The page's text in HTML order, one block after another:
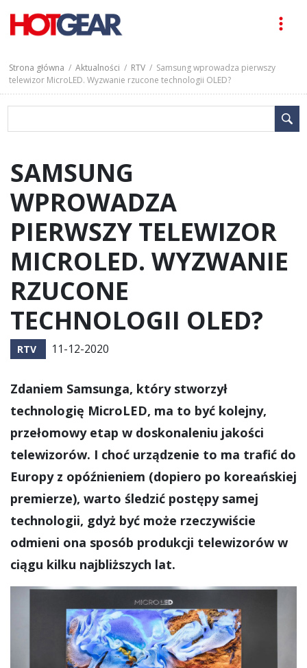
Strona główna /Aktualności / RTV / Samsung wprowadza pierwszy
telewizor MicroLED. Wyzwanie rzucone technologii OLED?
SAMSUNG
WPROWADZA
PIERWSZY TELEWIZOR
MICROLED. WYZWANIE
RZUCONE
TECHNOLOGII OLED?
RTV 11-12-2020
Zdaniem Samsunga, który stworzył
technologię MicroLED, ma to być kolejny,
przełomowy etap w doskonaleniu jakości
telewizorów. I choć urządzenie to ma trafić do
Europy z opóźnieniem (dopiero po koreańskiej
premierze), warto śledzić postępy samej
technologii, gdyż być może rzeczywiście
odmieni ona sposób produkcji telewizorów w
ciągu kilku najbliższych lat.